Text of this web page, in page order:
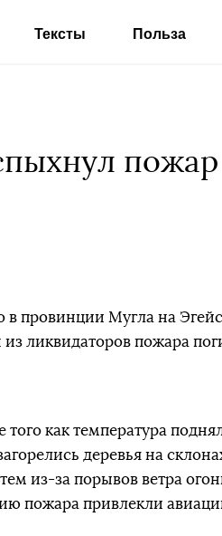
Тексты Польза
в провинции Мугла на
ликвидаторов пожара
как температура
деревья на
из-за порывов ветра
пожара привлекли